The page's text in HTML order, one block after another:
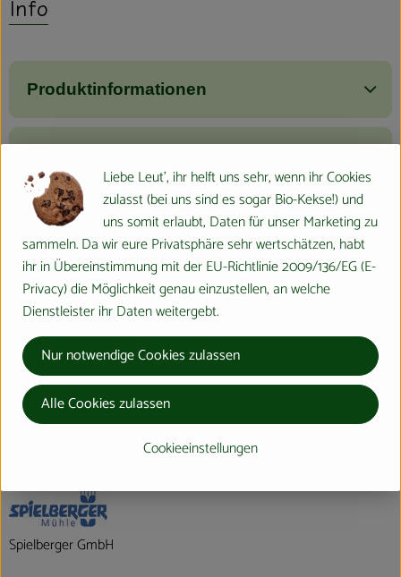
Info
Produktinformationen
Nährwert-Info
Produktdatenblatt
Herkunft
Hersteller: Spielberger Mühle
Spielberger GmbH
Liebe Leut', ihr helft uns sehr, wenn ihr Cookies
zulasst (bei uns sind es sogar Bio-Kekse!) und
uns somit erlaubt, Daten für unser Marketing zu
sammeln. Da wir eure Privatsphäre sehr wertschätzen, habt
ihr in Übereinstimmung mit der EU-Richtlinie 2009/136/EG (E-
Privacy) die Möglichkeit genau einzustellen, an welche
Dienstleister ihr Daten weitergebt.
Cookieeinstellungen
Nur notwendige Cookies zulassen
Alle Cookies zulassen